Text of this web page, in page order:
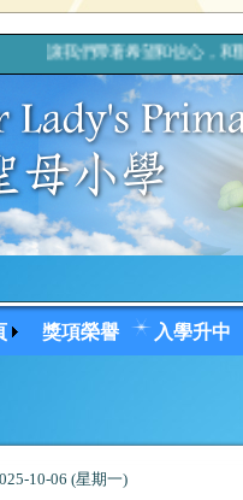
讓我們帶著希望和信心
獎項榮譽 入學升中
10-06 (星期一)